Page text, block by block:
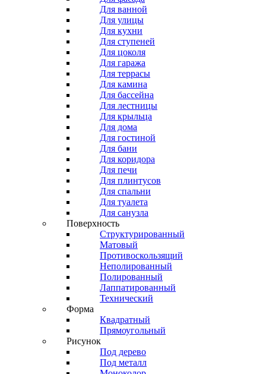
Для ванной
Для улицы
Для кухни
Для ступеней
Для цоколя
Для гаража
Для террасы
Для камина
Для бассейна
Для лестницы
Для крыльца
Для дома
Для гостиной
Для бани
Для коридора
Для печи
Для плинтусов
Для спальни
Для туалета
Для санузла
Поверхность
Структурированный
Матовый
Противоскользящий
Неполированный
Полированный
Лаппатированный
Технический
Форма
Квадратный
Прямоугольный
Рисунок
Под дерево
Под металл